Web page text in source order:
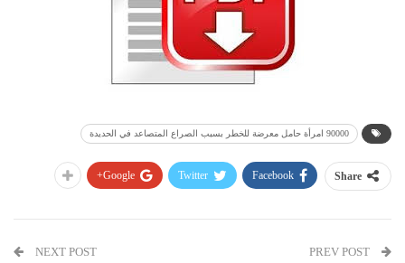
90000 امرأة حامل معرضة للخطر بسبب الصراع المتصاعد في الحديدة
Share
Facebook
Twitter
Google+
NEXT POST